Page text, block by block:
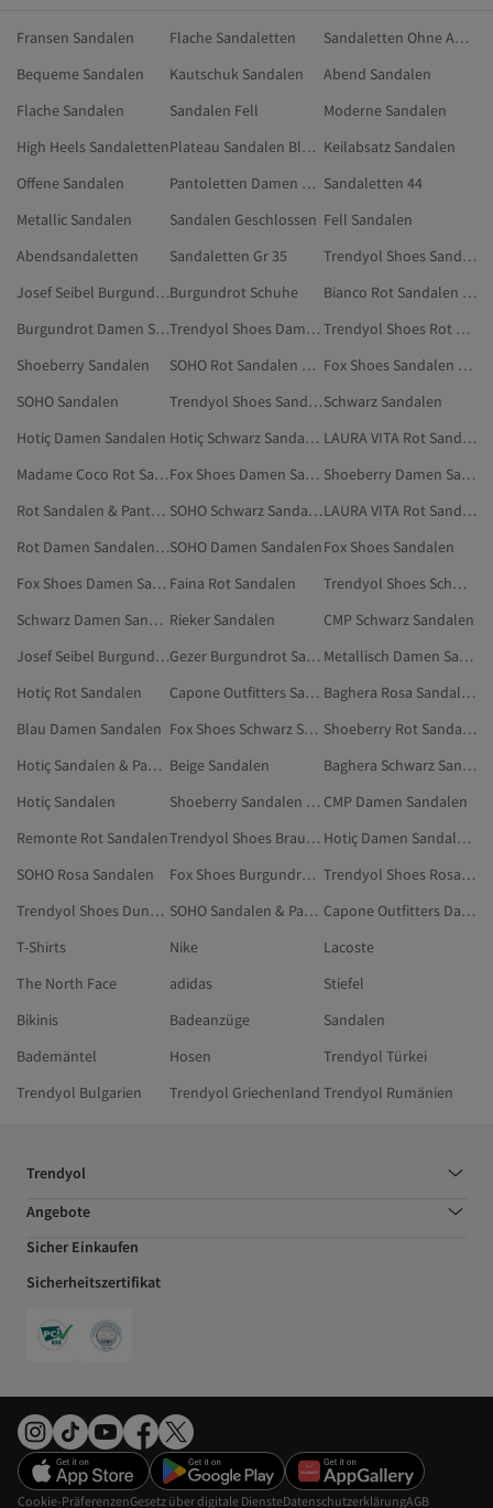
Fransen Sandalen Flache Sandaletten
Sandaletten Ohne Absatz
Bequeme Sandalen
Kautschuk Sandalen
Abend Sandalen
Flache Sandalen
Sandalen Fell
Moderne Sandalen
High Heels Sandaletten
Plateau Sandalen Blockabsatz Keilabsatz Sandalen
Offene Sandalen
Pantoletten Damen Plateau Sandaletten 44
Metallic Sandalen
Sandalen Geschlossen Fell Sandalen
Abendsandaletten
Sandaletten Gr 35
Trendyol Shoes Sandalen
Josef Seibel Burgundrot SandalenBurgundrot Schuhe
Bianco Rot Sandalen & Pantoletten
Burgundrot Damen Schuhe
Trendyol Shoes Damen Sandalen & Pantoletten
Trendyol Shoes Rot Sandalen & Pantoletten
Shoeberry Sandalen
SOHO Rot Sandalen & Pantoletten
Fox Shoes Sandalen & Pantoletten
SOHO Sandalen
Trendyol Shoes Sandalen & PantolettenSchwarz Sandalen
Hotiç Damen Sandalen
Hotiç Schwarz Sandalen
LAURA VITA Rot Sandalen
Madame Coco Rot Sandalen & Pantoletten
Fox Shoes Damen Sandalen & Pantoletten
Shoeberry Damen Sandalen
Rot Sandalen & Pantoletten
SOHO Schwarz Sandalen
LAURA VITA Rot Sandalen & Pantoletten
Rot Damen Sandalen & PantolettenSOHO Damen SandalenFox Shoes Sandalen
Fox Shoes Damen Sandalen Faina Rot Sandalen
Trendyol Shoes Schwarz Sandalen & Pantoletten
Schwarz Damen Sandalen Rieker Sandalen
CMP Schwarz Sandalen
Josef Seibel Burgundrot Sandalen & Pantoletten
Gezer Burgundrot Sandalen & Pantoletten
Metallisch Damen Sandalen
Hotiç Rot Sandalen
Capone Outfitters Sandalen
Baghera Rosa Sandalen
Blau Damen Sandalen
Fox Shoes Schwarz Sandalen
Shoeberry Rot Sandalen & Pantoletten
Hotiç Sandalen & Pantoletten Beige Sandalen
Baghera Schwarz Sandalen
Hotiç Sandalen
Shoeberry Sandalen & Pantoletten CMP Damen Sandalen
Remonte Rot Sandalen
Trendyol Shoes Braun Sandalen
Hotiç Damen Sandalen & Pantoletten
SOHO Rosa Sandalen
Fox Shoes Burgundrot Schuhe
Trendyol Shoes Rosa Sandalen
Trendyol Shoes Dunkelblau Sandalen
SOHO Sandalen & Pantoletten
Capone Outfitters Damen Sandalen
T-Shirts
Nike
Lacoste
The North Face
adidas
Stiefel
Bikinis
Badeanzüge
Sandalen
Bademäntel
Hosen
Trendyol Türkei
Trendyol Bulgarien
Trendyol Griechenland Trendyol Rumänien
Trendyol
Angebote
Sicher Einkaufen
Sicherheitszertifikat
Cookie-PräferenzenGesetz über digitale DiensteDatenschutzerklärungAGB